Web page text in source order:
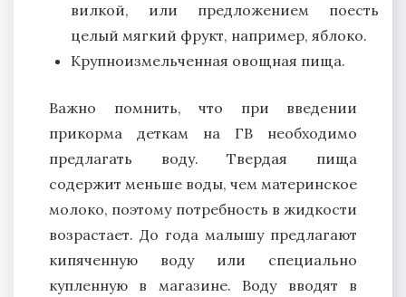
вилкой, или предложением поесть
целый мягкий фрукт, например, яблоко.
Крупноизмельченная овощная пища.
Важно помнить, что при введении
прикорма деткам на ГВ необходимо
предлагать воду. Твердая пища
содержит меньше воды, чем материнское
молоко, поэтому потребность в жидкости
возрастает. До года малышу предлагают
кипяченную воду или специально
купленную в магазине. Воду вводят в